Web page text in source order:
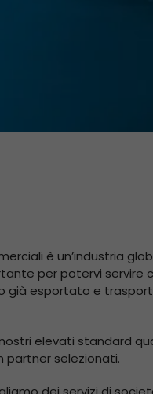
è un’industria
per potervi servire
già esportato e
elevati standard
partner selezionati.